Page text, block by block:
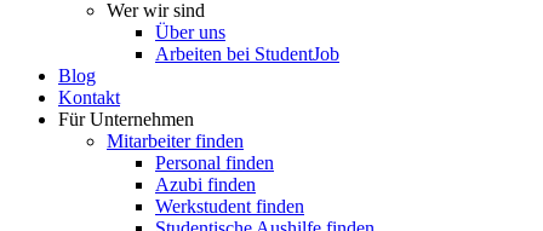
Wer wir sind
Über uns
Arbeiten bei StudentJob
Blog
Kontakt
Für Unternehmen
Mitarbeiter finden
Personal finden
Azubi finden
Werkstudent finden